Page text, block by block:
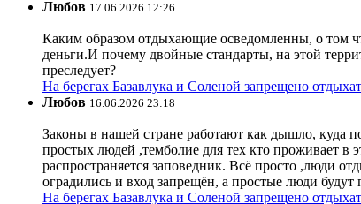
Любов 17.06.2026 12:26
Каким образом отдыхающие осведомленны, о том
деньги.И почему двойные стандарты, на этой
преследует?
На берегах Базавлука и Соленой запрещено
Любов 16.06.2026 23:18
Законы в нашей стране работают как дышло, куда
простых людей ,темболие для тех кто проживает в
распространяется заповедник. Всё просто ,люди
оградились и вход запрещён, а простые люди
На берегах Базавлука и Соленой запрещено